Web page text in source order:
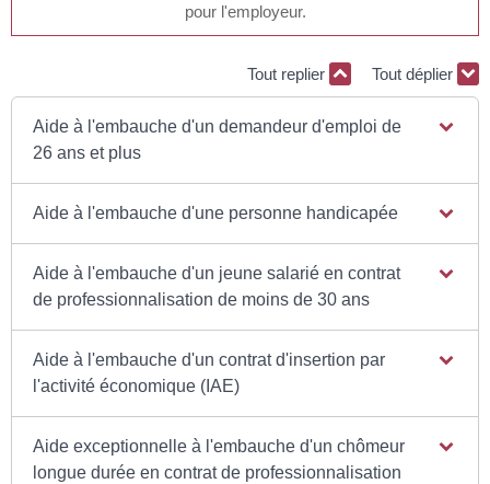
pour l'employeur.
Tout replier Tout déplier
Aide à l'embauche d'un demandeur d'emploi de
26 ans et plus
Aide à l'embauche d'une personne handicapée
Aide à l'embauche d'un jeune salarié en contrat
de professionnalisation de moins de 30 ans
Aide à l'embauche d'un contrat d'insertion par
l'activité économique (IAE)
Aide exceptionnelle à l'embauche d'un chômeur
longue durée en contrat de professionnalisation